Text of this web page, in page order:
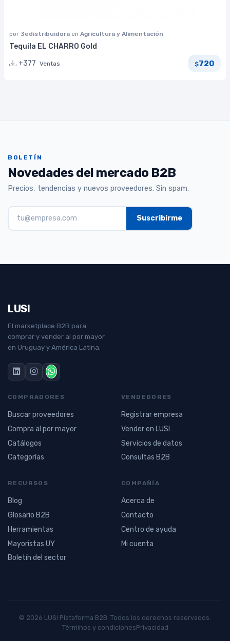
por 3edistribuidora en Agricultura y Alimentación
Tequila EL CHARRO Gold
+377 Ventas $720
BOLETÍN
Novedades del mercado B2B
Precios, tendencias y nuevos proveedores. Sin spam.
LUSI
El marketplace B2B para
comprar y vender al por mayor
en Uruguay y América Latina.
COMPRADORES
Buscar proveedores
Compra al por mayor
Catálogos
Categorías
VENDEDORES
Registrar empresa
Vender en LUSI
Servicios de datos
Consultas B2B
RECURSOS
Blog
Glosario B2B
Herramientas
Mayoristas UY
Boletín del sector
COMPAÑÍA
Acerca de
Contacto
Centro de ayuda
Mi cuenta
© 2026 LUSI Plataforma B2B. Todos los derechos reservados.
Términos y condicionesPrivacidad